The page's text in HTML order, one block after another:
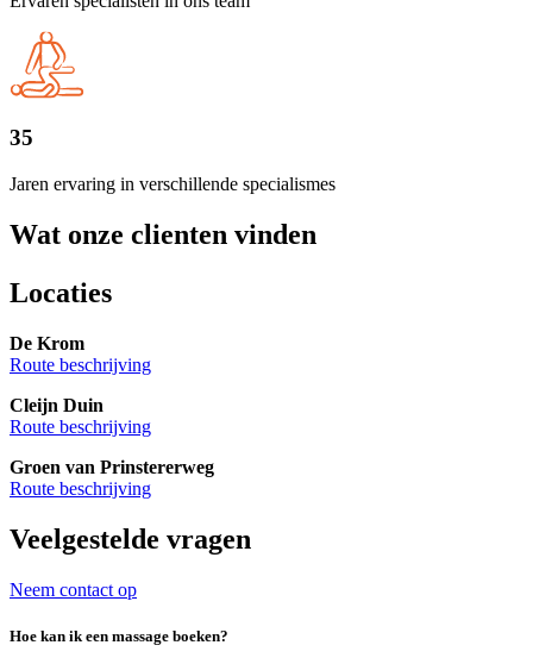
35
Jaren ervaring in verschillende specialismes
Wat onze clienten vinden
Locaties
De Krom
Route beschrijving
Cleijn Duin
Route beschrijving
Groen van Prinstererweg
Route beschrijving
Veelgestelde vragen
Neem contact op
Hoe kan ik een massage boeken?